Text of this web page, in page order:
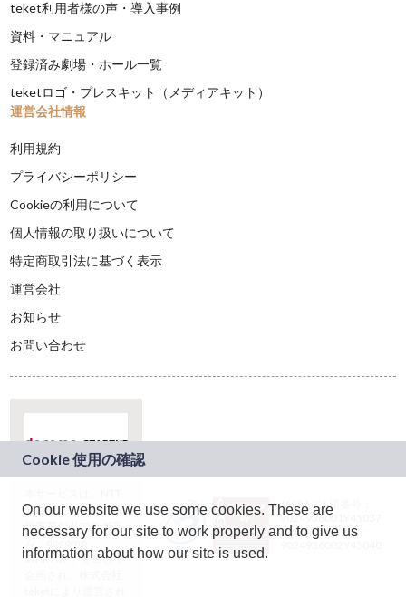
teket利用者様の声・導入事例
資料・マニュアル
登録済み劇場・ホール一覧
teketロゴ・プレスキット（メディアキット）
運営会社情報
利用規約
プライバシーポリシー
Cookieの利用について
個人情報の取り扱いについて
特定商取引法に基づく表示
運営会社
お知らせ
お問い合わせ
ドコモグループの新
規事業創出プログラ
ム「docomo
STARTUP」を通じて
JASRAC許諾番号：
9024936001Y45037
JASRAC許諾番号：
On our website we use some cookies. These are
necessary for our site to work properly and to give us
information about how our site is used.